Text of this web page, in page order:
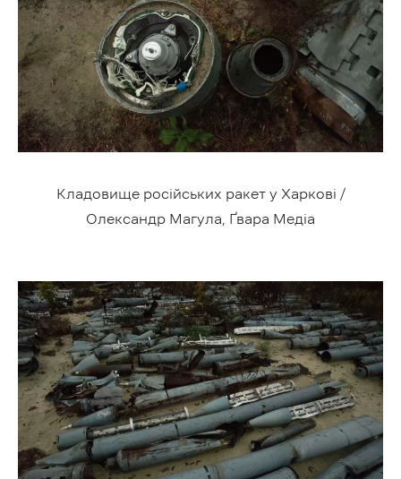
Кладовище російських ракет у Харкові /
Олександр Магула, Ґвара Медіа